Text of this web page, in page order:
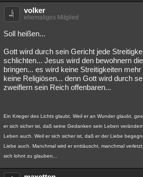
volker
ehemaliges Mitglied
Soll heißen...
Gott wird durch sein Gericht jede
schlichten... Jesus wird den bewohnern
bringen... es wird keine Streitigkeiten
keine Religiösen... denn Gott wird durch
zweiflern sein Reich offenbaren...
Ein Krieger des Lichts glaubt. Weil er an Wunder glaubt,
er sich sicher ist, daß seine Gedanken sein Leben
Leben auch. Weil er sich sicher ist, daß er der Liebe
Liebe auch. Manchmal wird er enttäuscht, manchmal
sich lohnt zu glauben...